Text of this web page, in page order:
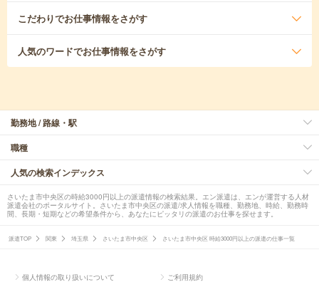
こだわりでお仕事情報をさがす
人気のワードでお仕事情報をさがす
勤務地 / 路線・駅
職種
人気の検索インデックス
さいたま市中央区の時給3000円以上の派遣情報の検索結果。エン派遣は、エンが運営する人材
派遣会社のポータルサイト。さいたま市中央区の派遣/求人情報を職種、勤務地、時給、勤務時
間、長期・短期などの希望条件から、あなたにピッタリの派遣のお仕事を探せます。
派遣TOP 関東 埼玉県 さいたま市中央区 さいたま市中央区 時給3000円以上の派遣の仕事一覧
個人情報の取り扱いについて ご利用規約